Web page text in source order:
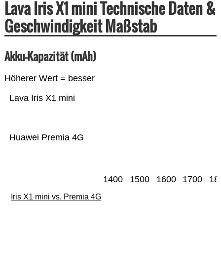
Lava Iris X1 mini Technische Daten &
Geschwindigkeit Maßstab
Akku-Kapazität (mAh)
Höherer Wert = besser
Huawei Premia 4G
Lava Iris X1 mini
1400 1500 1600 1700
Iris X1 mini vs. Premia 4G